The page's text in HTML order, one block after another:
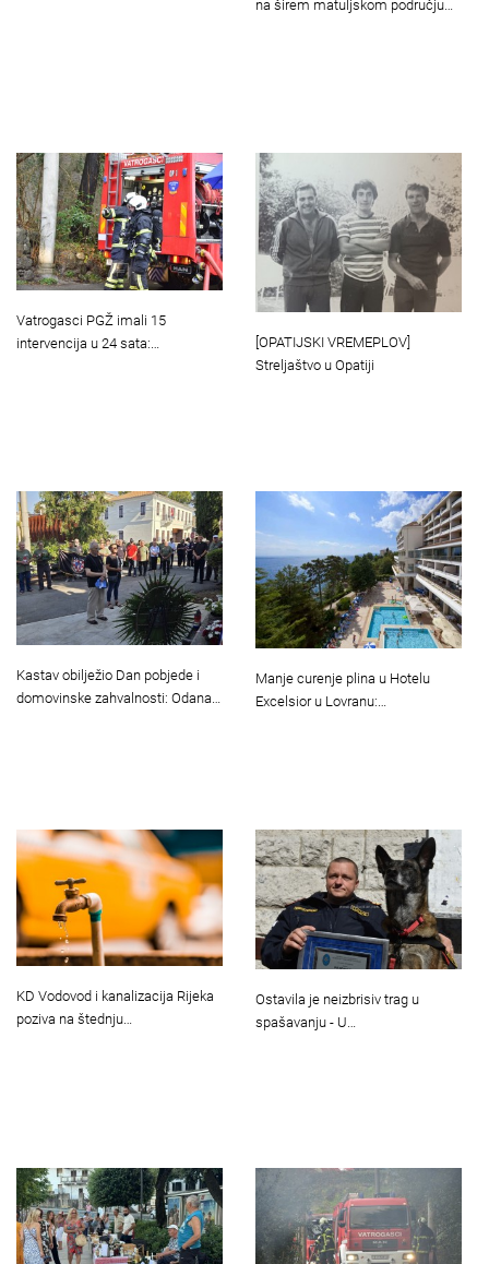
na širem matuljskom području…
Vatrogasci PGŽ imali 15
intervencija u 24 sata:…
[OPATIJSKI VREMEPLOV]
Streljaštvo u Opatiji
Kastav obilježio Dan pobjede i
domovinske zahvalnosti: Odana…
Manje curenje plina u Hotelu
Excelsior u Lovranu:…
KD Vodovod i kanalizacija Rijeka
poziva na štednju…
Ostavila je neizbrisiv trag u
spašavanju - U…